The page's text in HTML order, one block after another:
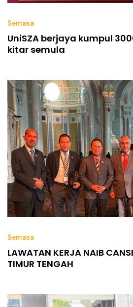
Semasa
UniSZA berjaya kumpul
kitar semula
Semasa
LAWATAN KERJA NAIB
TIMUR TENGAH